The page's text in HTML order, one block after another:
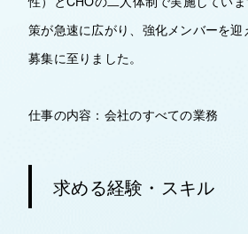
策が急速に広がり、強化メンバーを
募集に至りました。
仕事の内容：会社のすべての業務
求める経験・スキル